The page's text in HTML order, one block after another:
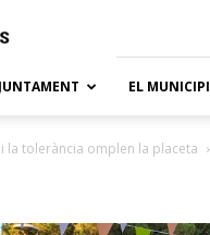
Hostalets
de
EL MUNICIPI
la tolerància omplen la placeta